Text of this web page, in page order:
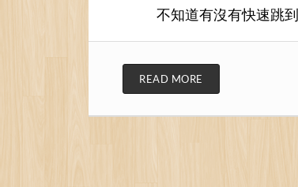
不知道有沒有快速跳
READ MORE